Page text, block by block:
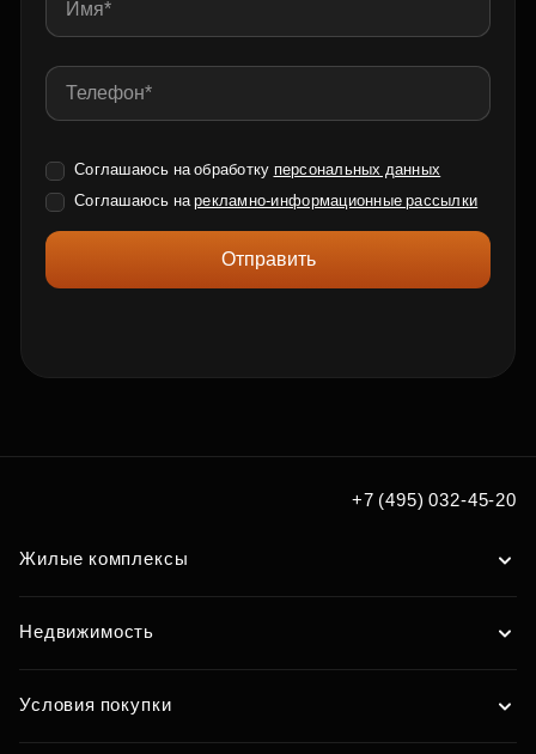
Соглашаюсь на обработку персональных данных
Соглашаюсь нарекламно-информационные рассылки
Отправить
+7 (495) 032-45-20
Жилые комплексы
Недвижимость
Условия покупки